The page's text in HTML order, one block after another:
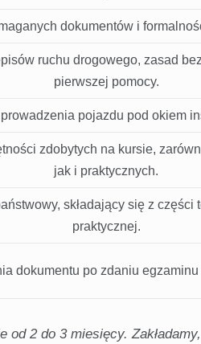
dokumentów i
ruchu drogowego, zasad
pierwszej pomocy.
pojazdu pod okiem
zdobytych na kursie,
jak i praktycznych.
składający się z części
praktycznej.
dokumentu po zdaniu
od 2 do 3 miesięcy.